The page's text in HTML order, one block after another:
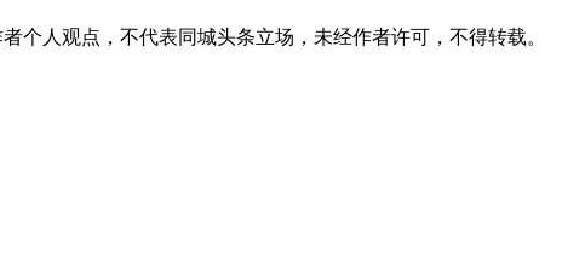
个人观点，不代表同城头条立场，未经作者许可，不得转载。